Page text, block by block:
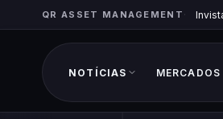
QR ASSET MANAGEMENT
NOTÍCIAS MERCADOS